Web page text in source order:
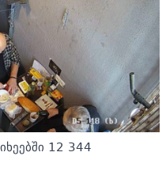
12 344